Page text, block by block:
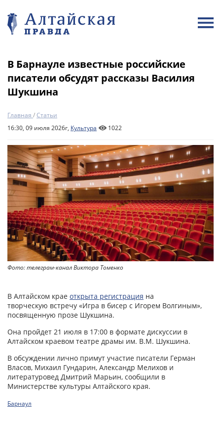
В Барнауле известные российские
писатели обсудят рассказы Василия
Шукшина
Главная /Статьи
16:30, 09 июля 2026г, Культура 1022
Фото: телеграм-канал Виктора Томенко
В Алтайском крае открыта регистрация на
творческую встречу «Игра в бисер с Игорем Волгиным»,
посвященную прозе Шукшина.
Она пройдет 21 июля в 17:00 в формате дискуссии в
Алтайском краевом театре драмы им. В.М. Шукшина.
В обсуждении лично примут участие писатели Герман
Власов, Михаил Гундарин, Александр Мелихов и
литературовед Дмитрий Марьин, сообщили в
Министерстве культуры Алтайского края.
Барнаул